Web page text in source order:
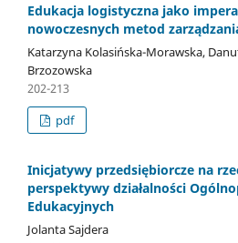
Edukacja logistyczna jako
nowoczesnych metod
Katarzyna Kolasińska-Morawska,
Brzozowska
202-213
pdf
Inicjatywy przedsiębiorcze na
perspektywy działalności
Edukacyjnych
Jolanta Sajdera